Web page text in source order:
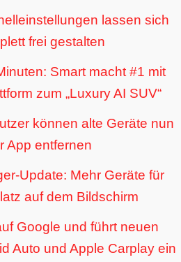
lassen sich
frei gestalten
Smart macht #1 mit
zum „Luxury AI SUV“
können alte Geräte nun
App entfernen
Update: Mehr Geräte für
auf dem Bildschirm
Google und führt neuen
Auto und Apple Carplay ein